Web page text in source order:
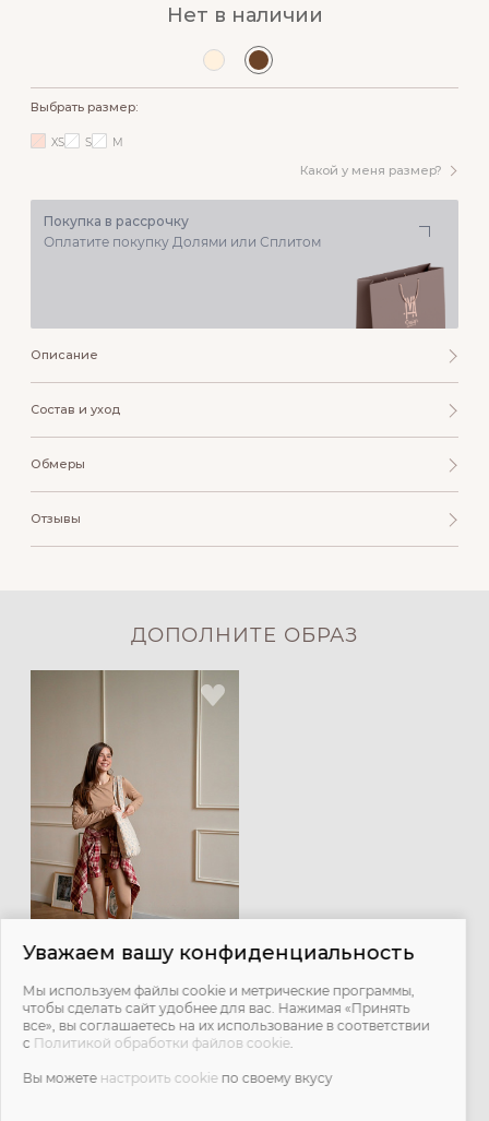
Нет в наличии
Выбрать размер:
Какой у меня размер?
XS S M
Покупка в рассрочку
Оплатите покупку Долями или Сплитом
Описание
Состав и уход
Обмеры
Отзывы
ДОПОЛНИТЕ ОБРАЗ
Легинсы с мягким поясом -
мускат
2 900 ₽
Уважаем вашу конфиденциальность
Мы используем файлы cookie и метрические программы,
чтобы сделать сайт удобнее для вас. Нажимая «Принять
все», вы соглашаетесь на их использование в соответствии
с Политикой обработки файлов cookie.
Вы можете настроить cookie по своему вкусу